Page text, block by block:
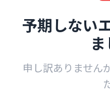
予期しない
申し訳ありません